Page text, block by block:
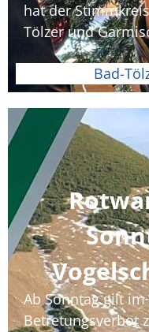
hat der
Tölzer und
Bad-
Ab Sonntag gilt
Betretungsverbot